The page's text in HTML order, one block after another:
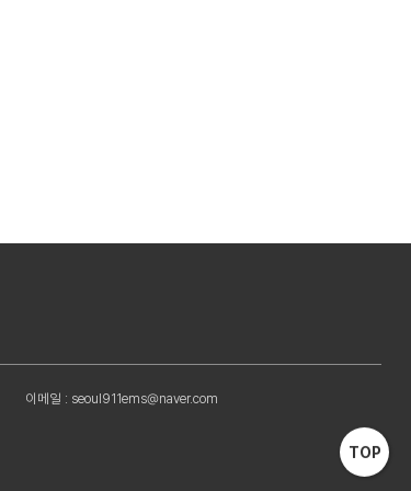
TOP
이메일 : seoul911ems@naver.com